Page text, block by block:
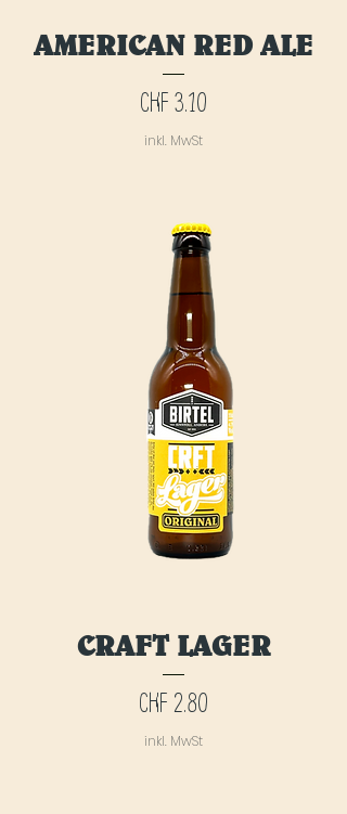
AMERICAN RED ALE
Preis
CHF 3.10
inkl. MwSt
CRAFT LAGER
Preis
CHF 2.80
inkl. MwSt